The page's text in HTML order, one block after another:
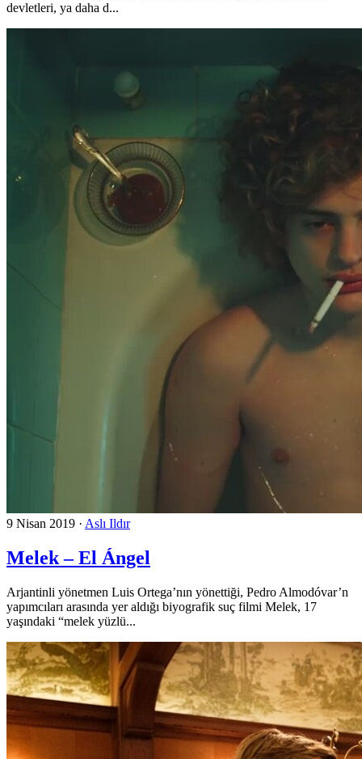
devletleri, ya daha d...
9 Nisan 2019 · Aslı Ildır
Melek – El Ángel
Arjantinli yönetmen Luis Ortega’nın yönettiği, Pedro Almodóvar’n
yapımcıları arasında yer aldığı biyografik suç filmi Melek, 17
yaşındaki “melek yüzlü...